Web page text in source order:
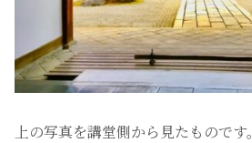
上の写真を講堂側から見たものです。